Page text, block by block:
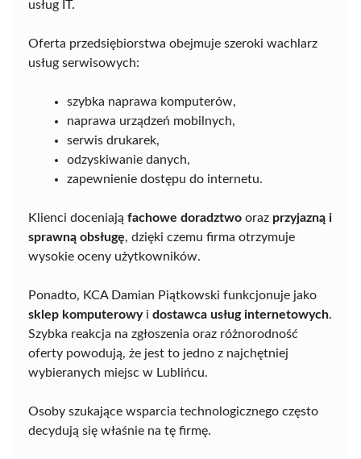
usług IT.
Oferta przedsiębiorstwa obejmuje szeroki wachlarz
usług serwisowych:
szybka naprawa komputerów,
naprawa urządzeń mobilnych,
serwis drukarek,
odzyskiwanie danych,
zapewnienie dostępu do internetu.
Klienci doceniają fachowe doradztwo oraz przyjazną i
sprawną obsługę, dzięki czemu firma otrzymuje
wysokie oceny użytkowników.
Ponadto, KCA Damian Piątkowski funkcjonuje jako
sklep komputerowyi dostawca usług internetowych.
Szybka reakcja na zgłoszenia oraz różnorodność
oferty powodują, że jest to jedno z najchętniej
wybieranych miejsc w Lublińcu.
Osoby szukające wsparcia technologicznego często
decydują się właśnie na tę firmę.